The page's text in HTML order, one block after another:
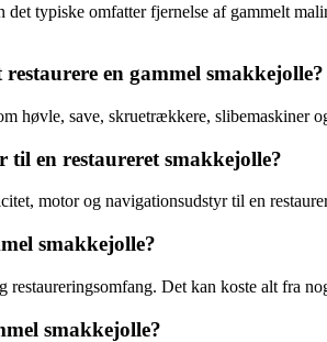
det typiske omfatter fjernelse af gammelt
en gammel smakkejolle?
høvle, save, skruetrækkere,
en restaureret smakkejolle?
motor og navigationsudstyr til en
smakkejolle?
Det kan koste alt fra
smakkejolle?